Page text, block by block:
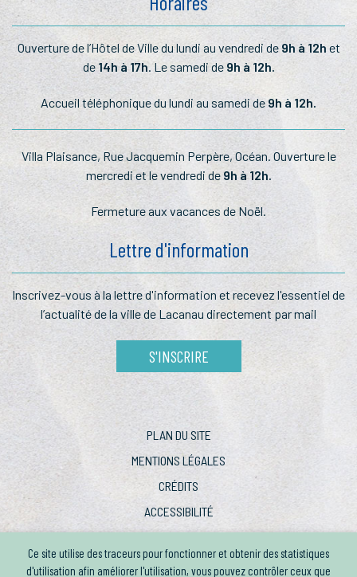
Ce site utilise des traceurs pour fonctionner et obtenir des statistiques
d'utilisation afin améliorer l'utilisation, vous pouvez contrôler ceux que
Ouverture de l’Hôtel de Ville du lundi au vendredi de 9h à 12h et
de 14h à 17h. Le samedi de 9h à 12h.
Accueil téléphonique du lundi au samedi de9h à 12h.
Villa Plaisance, Rue Jacquemin Perpère, Océan. Ouverture le
mercredi et le vendredi de 9h à 12h.
Fermeture aux vacances de Noël.
Lettre d'information
Inscrivez-vous à la lettred'information et recevez l'essentiel de
l’actualité de la ville de Lacanau directement par mail
S'INSCRIRE
PLAN DU SITE
MENTIONS LÉGALES
CRÉDITS
ACCESSIBILITÉ